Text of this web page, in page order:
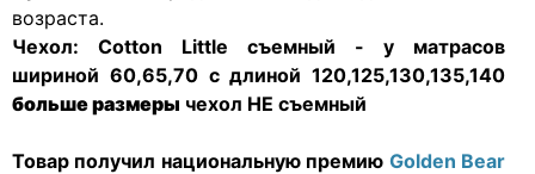
возраста.
Чехол: Cotton Little съемный - у матрасов
шириной 60,65,70 с длиной 120,125,130,135,140
больше размеры чехол НЕ съемный
Товар получил национальную премию Golden Bear